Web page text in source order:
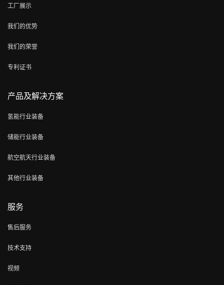
工厂展示
我们的优势
我们的荣誉
专利证书
产品及解决方案
氢能行业装备
储能行业装备
航空航天行业装备
其他行业装备
服务
售后服务
技术支持
视频